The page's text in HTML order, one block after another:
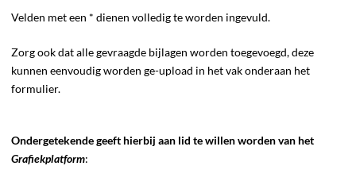
Velden met een * dienen volledig te worden ingevuld.
Zorg ook dat alle gevraagde bijlagen worden toegevoegd, deze
kunnen eenvoudig worden ge-upload in het vak onderaan het
formulier.
Ondergetekende geeft hierbij aan lid te willen worden van het
Grafiekplatform: